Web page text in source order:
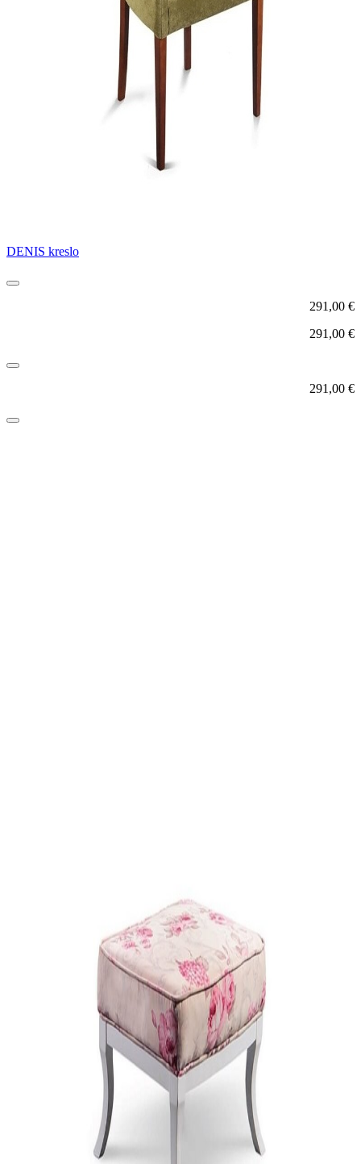
DENIS kreslo
291,00 €
291,00 €
291,00 €